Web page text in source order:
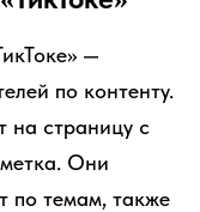
—
по контенту.
на страницу с
Они
по темам, также